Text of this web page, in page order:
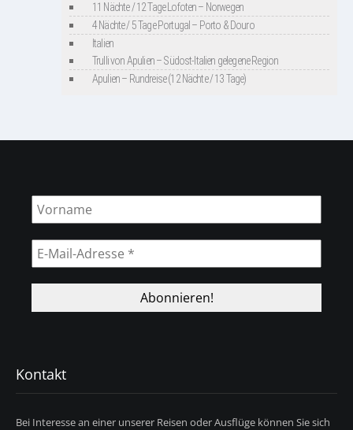
11 Nächte / 12 Tage Lofoten – Norwegen
4 Nächte / 5 Tage Portugal – Porto & Douro
Italien
Trulli von Apulien – Südost-Italien gelegene Region
Apulien – Rundreise (12 Nächte / 13 Tage)
Kontakt
Bei Interesse an einer unserer Reisen oder Ausflüge können Sie sich